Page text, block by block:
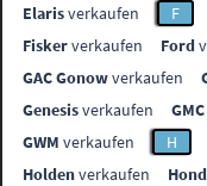
Elarisverkaufen F
Fiskerverkaufen Ford
GAC Gonowverkaufen
Genesisverkaufen GMC
GWM verkaufen H
Holdenverkaufen